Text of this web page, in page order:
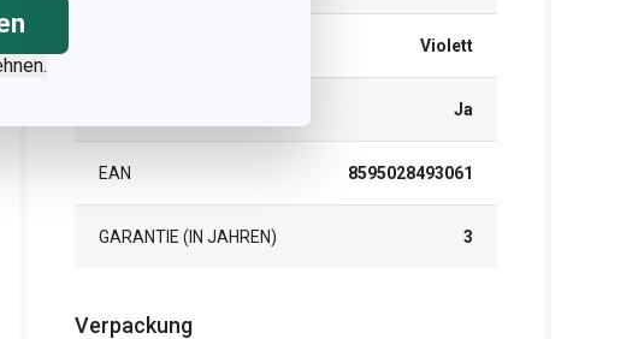
Violett
Ja
EAN 8595028493061
GARANTIE (IN JAHREN) 3
Verpackung